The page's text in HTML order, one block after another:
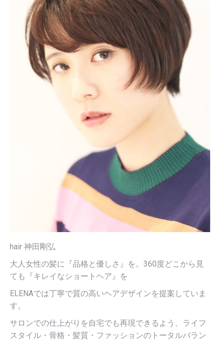
hair 神田剛弘
大人女性の髪に『品格と優しさ』を。360度どこから見
ても『キレイなショートヘア』を
ELENAでは丁寧で質の高いヘアデザインを提案していま
す。
サロンでの仕上がりを自宅でも再現できるよう、ライフ
スタイル・骨格・髪質・ファッションのトータルバラン